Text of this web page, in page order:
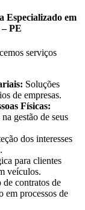
Especializado em
PE
serviços
Soluções
de empresas.
Físicas:
gestão de seus
dos interesses
para clientes
veículos.
de contratos de
em processos de